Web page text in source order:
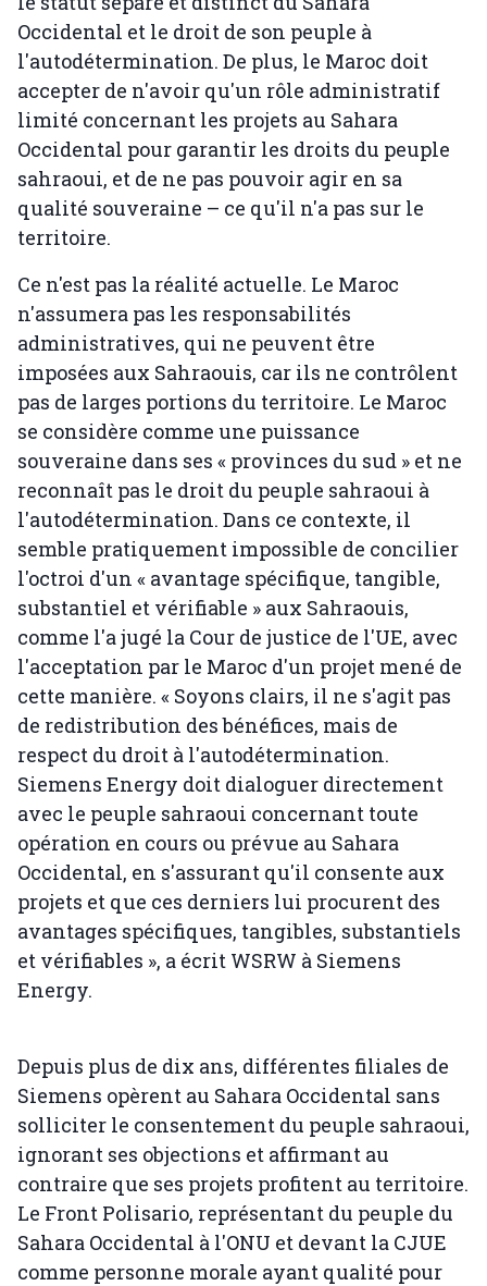
Occidental et le droit de son peuple à
l'autodétermination. De plus, le Maroc doit
accepter de n'avoir qu'un rôle administratif
limité concernant les projets au Sahara
Occidental pour garantir les droits du peuple
sahraoui, et de ne pas pouvoir agir en sa
qualité souveraine – ce qu'il n'a pas sur le
territoire.
Ce n'est pas la réalité actuelle. Le Maroc
n'assumera pas les responsabilités
administratives, qui ne peuvent être
imposées aux Sahraouis, car ils ne contrôlent
pas de larges portions du territoire. Le Maroc
se considère comme une puissance
souveraine dans ses « provinces du sud » et ne
reconnaît pas le droit du peuple sahraoui à
l'autodétermination. Dans ce contexte, il
semble pratiquement impossible de concilier
l'octroi d'un « avantage spécifique, tangible,
substantiel et vérifiable » aux Sahraouis,
comme l'a jugé la Cour de justice de l'UE, avec
l'acceptation par le Maroc d'un projet mené de
cette manière. « Soyons clairs, il ne s'agit pas
de redistribution des bénéfices, mais de
respect du droit à l'autodétermination.
Siemens Energy doit dialoguer directement
avec le peuple sahraoui concernant toute
opération en cours ou prévue au Sahara
Occidental, en s'assurant qu'il consente aux
projets et que ces derniers lui procurent des
avantages spécifiques, tangibles, substantiels
et vérifiables », a écrit WSRW à Siemens
Energy.
Depuis plus de dix ans, différentes filiales de
Siemens opèrent au Sahara Occidental sans
solliciter le consentement du peuple sahraoui,
ignorant ses objections et affirmant au
contraire que ses projets profitent au territoire.
Le Front Polisario, représentant du peuple du
Sahara Occidental à l'ONU et devant la CJUE
comme personne morale ayant qualité pour